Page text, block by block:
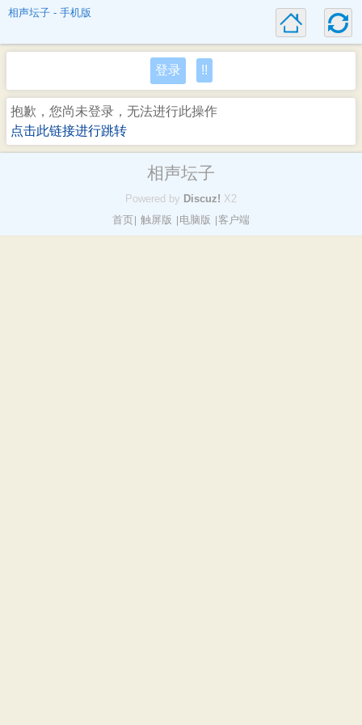
相声坛子 - 手机版
登录 !!
抱歉，您尚未登录，无法进行此操作
点击此链接进行跳转
相声坛子
Powered by Discuz! X2
首页 触屏版 电脑版 客户端